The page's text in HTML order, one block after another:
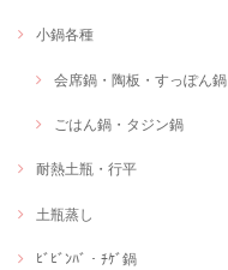
小鍋各種
会席鍋・陶板・すっぽん鍋
ごはん鍋・タジン鍋
耐熱土瓶・行平
土瓶蒸し
ﾋﾞﾋﾞﾝﾊﾞ・ﾁｹﾞ鍋